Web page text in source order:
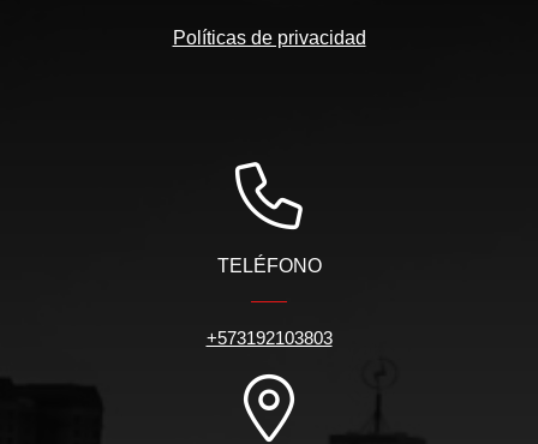
Políticas de privacidad
TELÉFONO
+573192103803